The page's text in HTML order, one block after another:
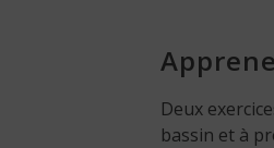
Deux
bassin et à